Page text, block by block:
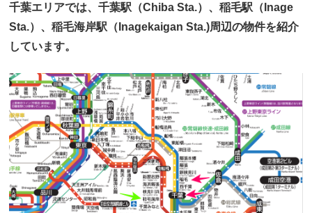
千葉エリアでは、千葉駅（Chiba Sta.）、稲毛駅（Inage
Sta.）、稲毛海岸駅（Inagekaigan Sta.)周辺の物件を紹介
しています。